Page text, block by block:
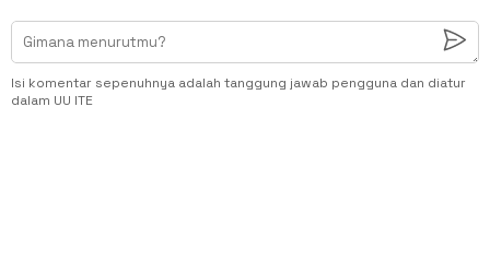
Isi komentar sepenuhnya adalah tanggung jawab pengguna dan diatur
dalam UU ITE